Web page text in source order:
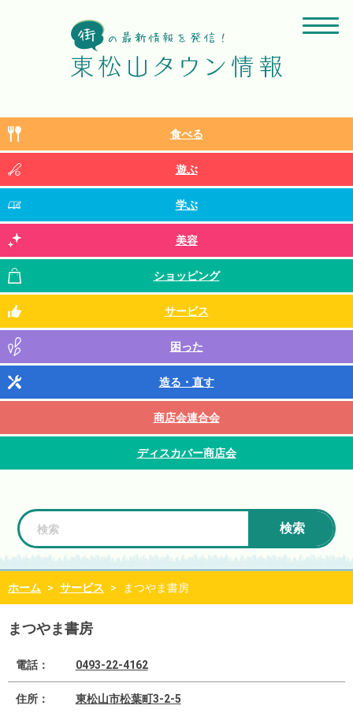
食べる
遊ぶ
学ぶ
美容
ショッピング
サービス
困った
造る・直す
商店会連合会
ディスカバー商店会
検索
ホーム > サービス > まつやま書房
まつやま書房
電話： 0493-22-4162
住所： 東松山市松葉町3-2-5